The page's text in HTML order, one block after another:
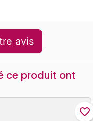
avis
ce produit ont
favorite_border